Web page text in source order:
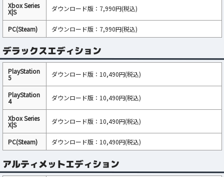
Xbox Series
X|S ダウンロード版：7,990円(税込)
PC(Steam) ダウンロード版：7,990円(税込)
デラックスエディション
PlayStation
5 ダウンロード版：10,490円(税込)
PlayStation
4 ダウンロード版：10,490円(税込)
Xbox Series
X|S ダウンロード版：10,490円(税込)
PC(Steam) ダウンロード版：10,490円(税込)
アルティメットエディション